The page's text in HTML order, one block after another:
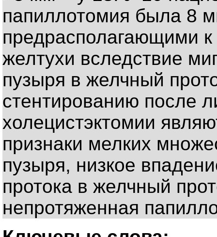
папиллотомия была 8
предрасполагающими
желтухи вследствие
пузыря в желчный
стентированию после
холецистэктомии
признаки мелких
пузыря, низкое
протока в желчный
непротяженная